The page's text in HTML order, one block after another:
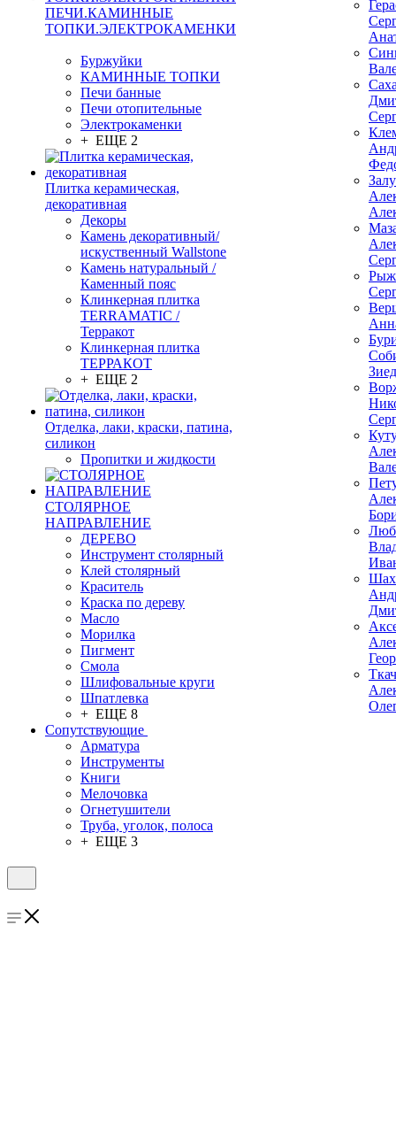
ПЕЧИ.КАМИННЫЕ
ТОПКИ.ЭЛЕКТРОКАМЕНКИ
Буржуйки
КАМИННЫЕ ТОПКИ
Печи банные
Печи отопительные
Электрокаменки
+ ЕЩЕ 2
Плитка керамическая,
декоративная
Декоры
Камень декоративный/
искуственный Wallstone
Камень натуральный /
Каменный пояс
Клинкерная плитка
TERRAMATIC /
Терракот
Клинкерная плитка
ТЕРРАКОТ
+ ЕЩЕ 2
Отделка, лаки, краски, патина,
силикон
Пропитки и жидкости
СТОЛЯРНОЕ
НАПРАВЛЕНИЕ
ДЕРЕВО
Инструмент столярный
Клей столярный
Краситель
Краска по дереву
Масло
Морилка
Пигмент
Смола
Шлифовальные круги
Шпатлевка
+ ЕЩЕ 8
Сопутствующие
Арматура
Инструменты
Книги
Мелочовка
Огнетушители
Труба, уголок, полоса
+ ЕЩЕ 3